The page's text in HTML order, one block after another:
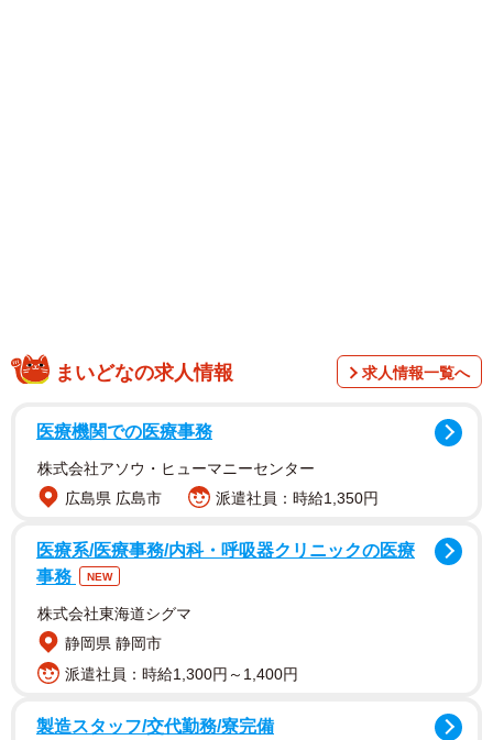
ャーとして鬼塚勝也さん、畑山隆則さんの世界タイトル奪
まいどなの求人情報 求人情報一覧へ
医療機関での医療事務
株式会社アソウ・ヒューマニーセンター
広島県 広島市
派遣社員：時給1,350円
医療系/医療事務/内科・呼吸器クリニックの医療
事務
NEW
株式会社東海道シグマ
静岡県 静岡市
派遣社員：時給1,300円～1,400円
製造スタッフ/交代勤務/寮完備